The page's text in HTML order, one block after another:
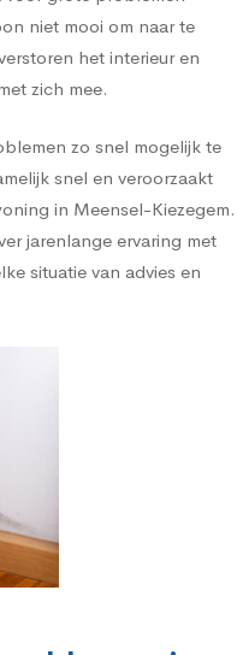
niet mooi om naar te
het interieur en
zich mee.
zo snel mogelijk te
snel en veroorzaakt
in Meensel-Kiezegem.
jarenlange ervaring met
situatie van advies en